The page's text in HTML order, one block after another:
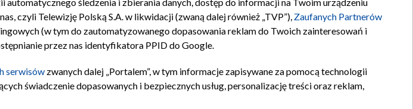
czyli Telewizję Polską S.A. w likwidacji (zwaną dalej również „TVP”), Zaufanych Partnerów
(w tym do zautomatyzowanego dopasowania reklam do Twoich zainteresowań i
przez nas identyfikatora PPID do Google.
serwisów zwanych dalej „Portalem”, w tym informacje zapisywane za pomocą technologii
świadczenie dopasowanych i bezpiecznych usług, personalizację treści oraz reklam,